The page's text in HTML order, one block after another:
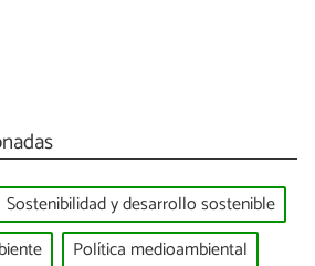
Sostenibilidad y desarrollo sostenible
Política medioambiental